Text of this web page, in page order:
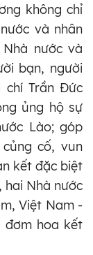
không chỉ
và nhân
nước và
bạn, người
chí Trần Đức
ủng hộ sự
Lào; góp
cố, vun
kết đặc biệt
Nhà nước
Việt Nam -
đơm hoa kết